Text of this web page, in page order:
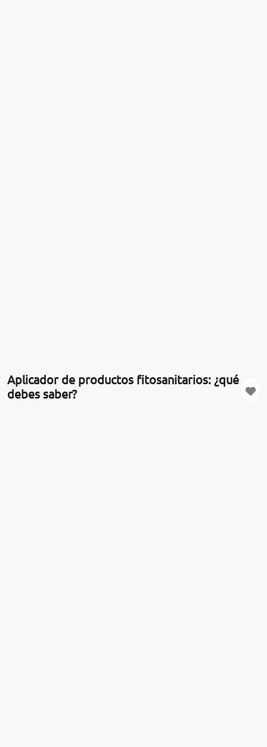
Aplicador de productos fitosanitarios: ¿qué
debes saber?